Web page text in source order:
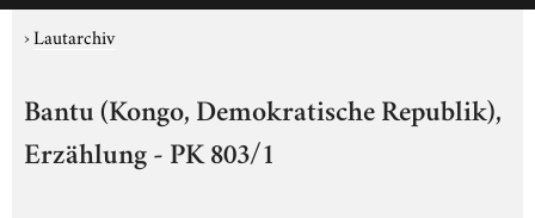
›Lautarchiv
Bantu (Kongo, Demokratische Republik),
Erzählung - PK 803/1